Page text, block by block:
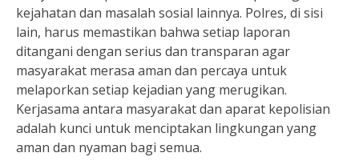
kejahatan dan masalah sosial lainnya. Polres, di sisi
lain, harus memastikan bahwa setiap laporan
ditangani dengan serius dan transparan agar
masyarakat merasa aman dan percaya untuk
melaporkan setiap kejadian yang merugikan.
Kerjasama antara masyarakat dan aparat kepolisian
adalah kunci untuk menciptakan lingkungan yang
aman dan nyaman bagi semua.